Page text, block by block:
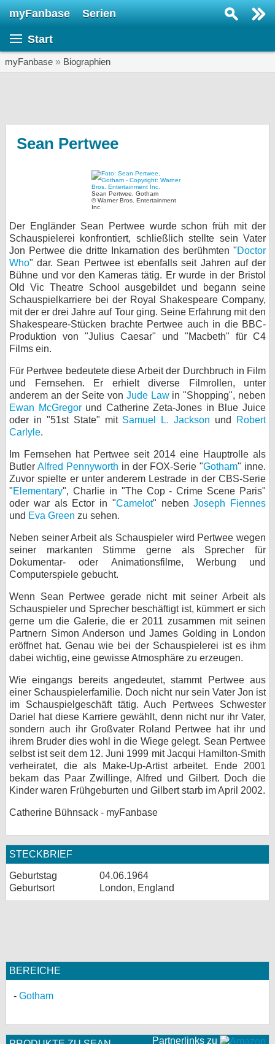
myFanbase Serien
Start
myFanbase » Biographien
Sean Pertwee
Sean Pertwee, Gotham
© Warner Bros. Entertainment
Inc.
Der Engländer Sean Pertwee wurde schon früh mit der
Schauspielerei konfrontiert, schließlich stellte sein Vater
Jon Pertwee die dritte Inkarnation des berühmten "Doctor
Who" dar. Sean Pertwee ist ebenfalls seit Jahren auf der
Bühne und vor den Kameras tätig. Er wurde in der Bristol
Old Vic Theatre School ausgebildet und begann seine
Schauspielkarriere bei der Royal Shakespeare Company,
mit der er drei Jahre auf Tour ging. Seine Erfahrung mit den
Shakespeare-Stücken brachte Pertwee auch in die BBC-
Produktion von "Julius Caesar" und "Macbeth" für C4
Films ein.
Für Pertwee bedeutete diese Arbeit der Durchbruch in Film
und Fernsehen. Er erhielt diverse Filmrollen, unter
anderem an der Seite von Jude Lawin "Shopping", neben
Ewan McGregorund Catherine Zeta-Jones in Blue Juice
oder in "51st State" mit Samuel L. Jackson und
Robert
Carlyle.
Im Fernsehen hat Pertwee seit 2014 eine Hauptrolle als
Butler Alfred Pennyworth in der FOX-Serie "Gotham" inne.
Zuvor spielte er unter anderem Lestrade in der CBS-Serie
"Elementary", Charlie in "The Cop - Crime Scene Paris"
oder war als Ector in "Camelot" nebenJoseph Fiennes
und Eva Green zu sehen.
Neben seiner Arbeit als Schauspieler wird Pertwee wegen
seiner markanten Stimme gerne als Sprecher für
Dokumentar- oder Animationsfilme, Werbung und
Computerspiele gebucht.
Wenn Sean Pertwee gerade nicht mit seiner Arbeit als
Schauspieler und Sprecher beschäftigt ist, kümmert er sich
gerne um die Galerie, die er 2011 zusammen mit seinen
Partnern Simon Anderson und James Golding in London
eröffnet hat. Genau wie bei der Schauspielerei ist es ihm
dabei wichtig, eine gewisse Atmosphäre zu erzeugen.
Wie eingangs bereits angedeutet, stammt Pertwee aus
einer Schauspielerfamilie. Doch nicht nur sein Vater Jon ist
im Schauspielgeschäft tätig. Auch Pertwees Schwester
Dariel hat diese Karriere gewählt, denn nicht nur ihr Vater,
sondern auch ihr Großvater Roland Pertwee hat ihr und
ihrem Bruder dies wohl in die Wiege gelegt. Sean Pertwee
selbst ist seit dem 12. Juni 1999 mit Jacqui Hamilton-Smith
verheiratet, die als Make-Up-Artist arbeitet. Ende 2001
bekam das Paar Zwillinge, Alfred und Gilbert. Doch die
Kinder waren Frühgeburten und Gilbert starb im April 2002.
Catherine Bühnsack - myFanbase
STECKBRIEF
Geburtstag
04.06.1964
Geburtsort
London, England
BEREICHE
Gotham
Partnerlinks zu
KULTUR
Specials
Gewinnspiele
Forum
bei X
bei Facebook
Nutzungsbedingungen
Datenschutz
Impressum
Desktop-Ansicht
myFanbase